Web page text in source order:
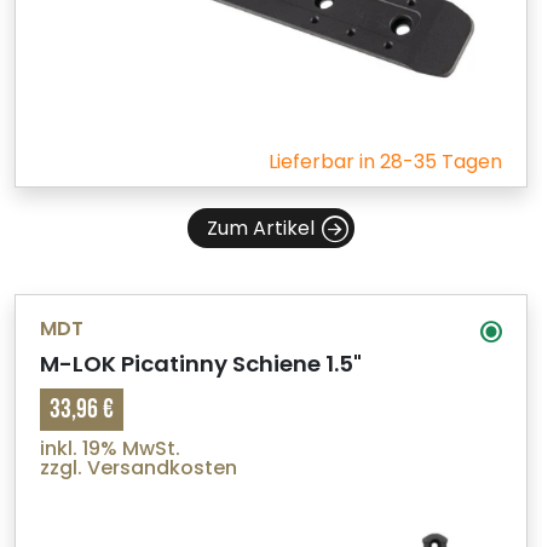
Lieferbar in 28-35 Tagen
Zum Artikel
MDT
M-LOK Picatinny Schiene 1.5"
33,96 €
inkl. 19% MwSt.
zzgl. Versandkosten